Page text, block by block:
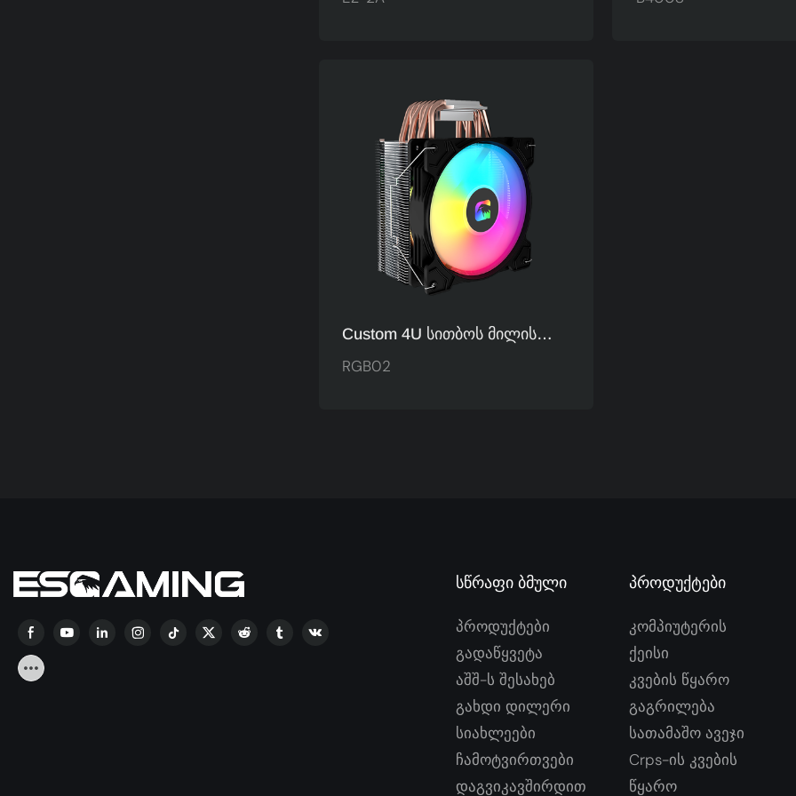
Custom 4U Სითბოს Მილის
Სპილენძის Რადიატორი
RGB02
Სწრაფი Ბმული
Პროდუქტები
Გადაწყვეტა
Აშშ-Ს Შესახებ
Გახდი Დილერი
Სიახლეები
Ჩამოტვირთვები
Დაგვიკავშირდით
Პროდუქტები
Კომპიუტერის
Ქეისი
Კვების Წყარო
Გაგრილება
Სათამაშო Ავეჯი
Crps-Ის Კვების
Წყარო